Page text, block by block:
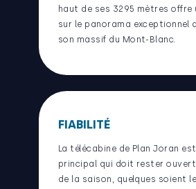
haut de ses 3295 mètres offre
sur le panorama exceptionnel
son massif du Mont-Blanc.
FIABILITÉ
La télécabine de Plan Joran
principal qui doit rester
de la saison, quelques soient